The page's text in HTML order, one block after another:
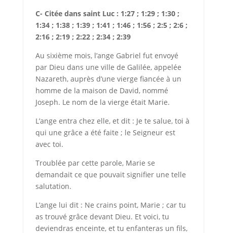
C- Citée dans saint Luc : 1:27 ; 1:29 ; 1:30 ;
1:34 ; 1:38 ; 1:39 ; 1:41 ; 1:46 ; 1:56 ; 2:5 ; 2:6 ;
2:16 ; 2:19 ; 2:22 ; 2:34 ; 2:39
Au sixième mois, l’ange Gabriel fut envoyé
par Dieu dans une ville de Galilée, appelée
Nazareth, auprès d’une vierge fiancée à un
homme de la maison de David, nommé
Joseph. Le nom de la vierge était Marie.
L’ange entra chez elle, et dit : Je te salue, toi à
qui une grâce a été faite ; le Seigneur est
avec toi.
Troublée par cette parole, Marie se
demandait ce que pouvait signifier une telle
salutation.
L’ange lui dit : Ne crains point, Marie ; car tu
as trouvé grâce devant Dieu. Et voici, tu
deviendras enceinte, et tu enfanteras un fils,